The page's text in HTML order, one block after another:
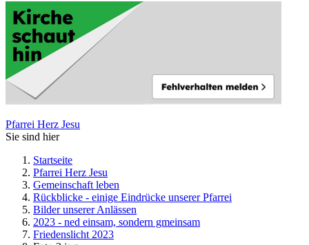
Pfarrei Herz Jesu
Sie sind hier
Startseite
Pfarrei Herz Jesu
Gemeinschaft leben
Rückblicke - einige Eindrücke unserer Pfarrei
Bilder unserer Anlässen
2023 - ned einsam, sondern gmeinsam
Friedenslicht 2023